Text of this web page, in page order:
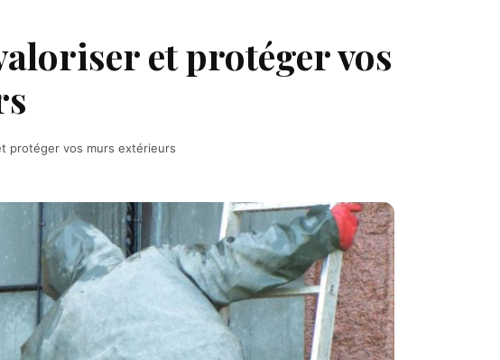
et protéger vos
protéger vos murs extérieurs